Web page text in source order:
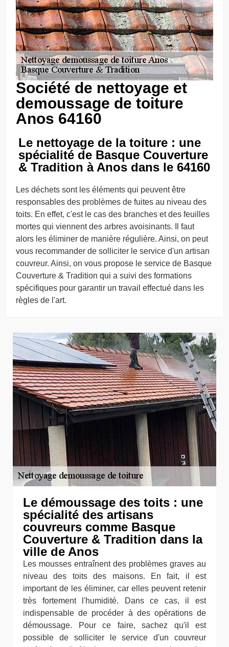
Société de nettoyage et
demoussage de toiture
Anos 64160
Le nettoyage de la toiture : une
spécialité de Basque Couverture
& Tradition à Anos dans le 64160
Les déchets sont les éléments qui peuvent être
responsables des problèmes de fuites au niveau des
toits. En effet, c'est le cas des branches et des feuilles
mortes qui viennent des arbres avoisinants. Il faut
alors les éliminer de manière régulière. Ainsi, on peut
vous recommander de solliciter le service d'un artisan
couvreur. Ainsi, on vous propose le service de Basque
Couverture & Tradition qui a suivi des formations
spécifiques pour garantir un travail effectué dans les
règles de l'art.
Le démoussage des toits : une
spécialité des artisans
couvreurs comme Basque
Couverture & Tradition dans la
ville de Anos
Les mousses entraînent des problèmes graves au
niveau des toits des maisons. En fait, il est
important de les éliminer, car elles peuvent retenir
très fortement l'humidité. Dans ce cas, il est
indispensable de procéder à des opérations de
démoussage. Pour ce faire, sachez qu'il est
possible de solliciter le service d'un couvreur